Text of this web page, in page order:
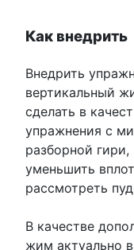
Как внедрить
Внедрить
вертикальный
сделать в
упражнения с
разборной
уменьшить
рассмотреть
В качестве
жим актуально